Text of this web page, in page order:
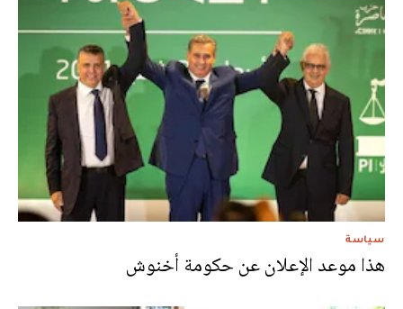
سياسة
هذا موعد الإعلان عن حكومة أخنوش